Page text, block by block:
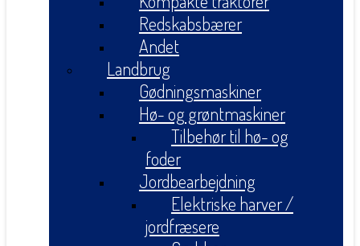
Redskabsbærer
Andet
Landbrug
Gødningsmaskiner
Hø- og grøntmaskiner
Tilbehør til hø- og
foder
Jordbearbejdning
Elektriske harver /
jordfræsere